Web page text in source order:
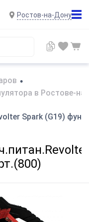
Ростов-на-Дону
•
в Ростове-
Spark (G19)